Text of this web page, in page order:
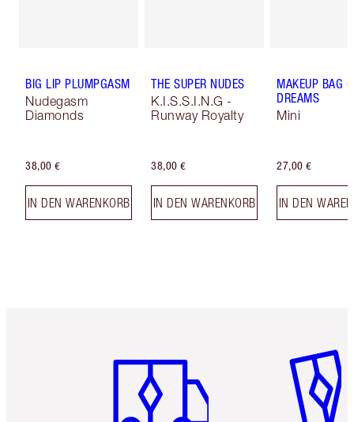
BIG LIP PLUMPGASM
Nudegasm
Diamonds
38,00 €
IN DEN WARENKORB
THE SUPER NUDES
K.I.S.S.I.N.G -
Runway Royalty
38,00 €
IN DEN WARENKORB
MAKEUP BAG
DREAMS
Mini
27,00 €
IN DEN